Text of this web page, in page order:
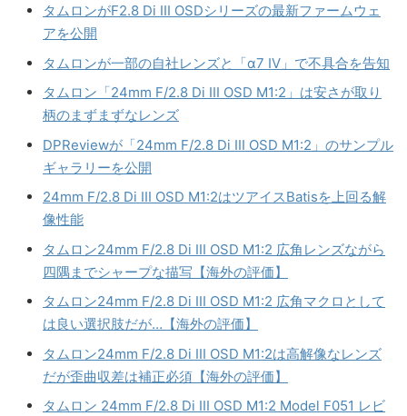
タムロンがF2.8 Di III OSDシリーズの最新ファームウェ
アを公開
タムロンが一部の自社レンズと「α7 IV」で不具合を告知
タムロン「24mm F/2.8 Di III OSD M1:2」は安さが取り
柄のまずまずなレンズ
DPReviewが「24mm F/2.8 Di III OSD M1:2」のサンプル
ギャラリーを公開
24mm F/2.8 Di III OSD M1:2はツアイスBatisを上回る解
像性能
タムロン24mm F/2.8 Di III OSD M1:2 広角レンズながら
四隅までシャープな描写【海外の評価】
タムロン24mm F/2.8 Di III OSD M1:2 広角マクロとして
は良い選択肢だが…【海外の評価】
タムロン24mm F/2.8 Di III OSD M1:2は高解像なレンズ
だが歪曲収差は補正必須【海外の評価】
タムロン 24mm F/2.8 Di III OSD M1:2 Model F051 レビ